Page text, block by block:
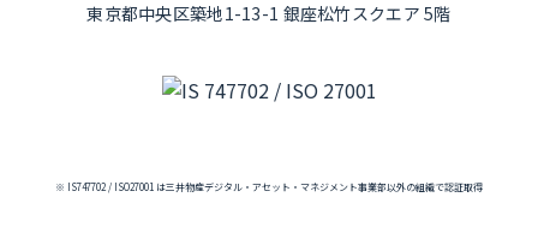
東京都中央区築地1-13-1 銀座松竹スクエア 5階
※ IS747702 / ISO27001 は三井物産デジタル・アセット・マネジメント事業部以外の組織で認証取得